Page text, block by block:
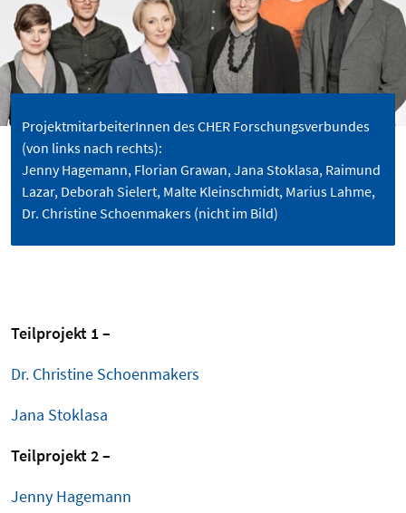
ProjektmitarbeiterInnen des CHER Forschungsverbundes
(von links nach rechts):
Jenny Hagemann, Florian Grawan, Jana Stoklasa, Raimund
Lazar, Deborah Sielert, Malte Kleinschmidt, Marius Lahme,
Dr. Christine Schoenmakers (nicht im Bild)
Teilprojekt 1 –
Dr. Christine Schoenmakers
Jana Stoklasa
Teilprojekt 2 –
Jenny Hagemann